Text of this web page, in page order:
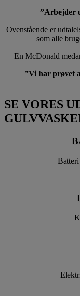
”Arbejder
Ovenstående er
som alle
En McDonald
”Vi har prøvet
SE VORES
Batteri